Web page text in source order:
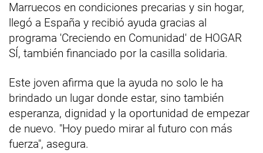
Marruecos en condiciones precarias y sin hogar,
llegó a España y recibió ayuda gracias al
programa 'Creciendo en Comunidad' de HOGAR
SÍ, también financiado por la casilla solidaria.
Este joven afirma que la ayuda no solo le ha
brindado un lugar donde estar, sino también
esperanza, dignidad y la oportunidad de empezar
de nuevo. "Hoy puedo mirar al futuro con más
fuerza", asegura.